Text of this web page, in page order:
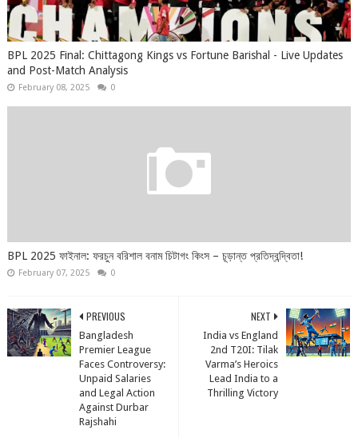
BPL 2025 Final: Chittagong Kings vs Fortune Barishal - Live Updates
and Post-Match Analysis
February 08, 2025 0
BPL 2025 ফাইনাল: ফরচুন বরিশাল বনাম চিটাগং কিংস – চূড়ান্ত প্রতিদ্বন্দ্বিতা!
February 07, 2025 0
NEXT
India vs England
2nd T20I: Tilak
Varma’s Heroics
Lead India to a
Thrilling Victory
PREVIOUS
Bangladesh
Premier League
Faces Controversy:
Unpaid Salaries
and Legal Action
Against Durbar
Rajshahi